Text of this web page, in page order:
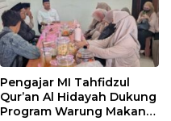
Pengajar MI Tahfidzul
Qur’an Al Hidayah Dukung
Program Warung Makan